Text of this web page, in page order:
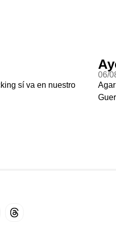
sí va en nuestro
06/